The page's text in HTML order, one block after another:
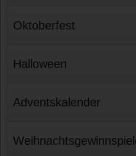
Oktoberfest
Halloween
Adventskalender